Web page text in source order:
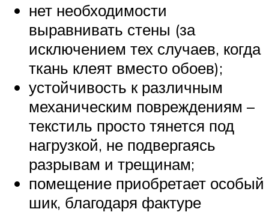
нет необходимости
выравнивать стены (за
исключением тех случаев, когда
ткань клеят вместо обоев);
устойчивость к различным
механическим повреждениям –
текстиль просто тянется под
нагрузкой, не подвергаясь
разрывам и трещинам;
помещение приобретает особый
шик, благодаря фактуре